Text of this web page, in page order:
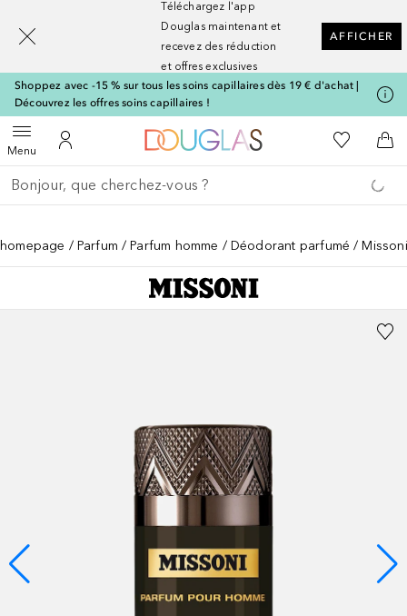
Téléchargez l'app
Douglas maintenant et
recevez des réduction
et offres exclusives
AFFICHER
Shoppez avec -15 % sur tous les soins capillaires dès 19 € d'achat |
Découvrez les offres soins capillaires !
MenuOuvrir le menuVers Mon Compte
Vers l'accueil Nocibé
Vers Ma
Retourner
Effectuer la recherche
homepage Parfum Parfum homme Déodorant parfumé
[navigation.slideout.screenreader]